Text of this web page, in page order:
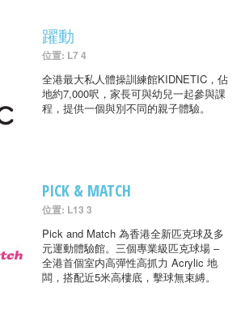
躍動
位置: L7 4
全港最大私人體操訓練館KIDNETIC，佔
地約7,000呎，家長可與幼兒一起參與課
程，提供一個與別不同的親子體驗。
PICK & MATCH
位置: L13 3
Pick and Match 為香港全新匹克球及多
元運動體驗館。三個專業級匹克球場 –
全港首個室内高彈性高抓力 Acrylic 地
闆，搭配近5米高樓底，擊球無束縛。